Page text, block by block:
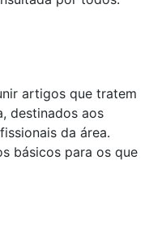
artigos que tratem
destinados aos
da área.
básicos para os que